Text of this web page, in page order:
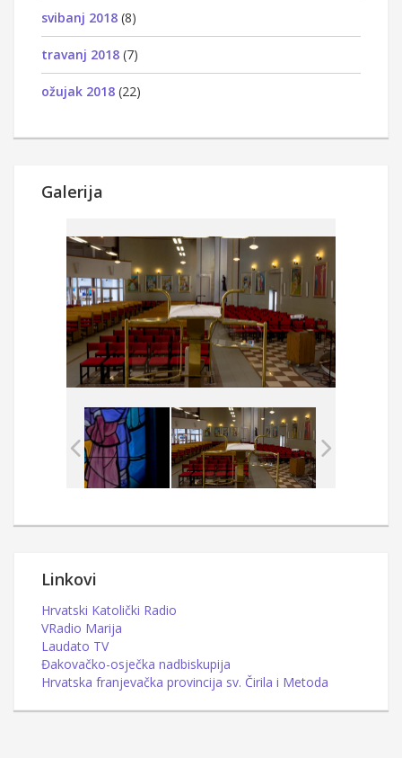
svibanj 2018 (8)
travanj 2018 (7)
ožujak 2018 (22)
Galerija
Linkovi
Hrvatski Katolički Radio
VRadio Marija
Laudato TV
Đakovačko-osječka nadbiskupija
Hrvatska franjevačka provincija sv. Čirila i Metoda